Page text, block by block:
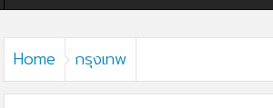
Home กรุงเทพ